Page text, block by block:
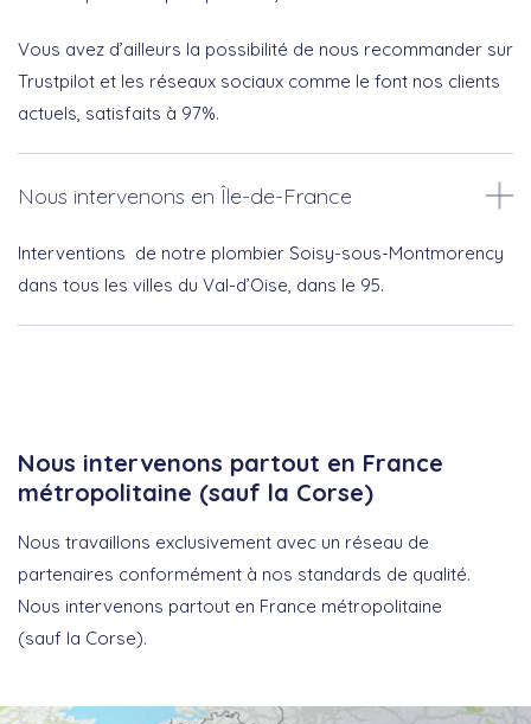
Vous avez d’ailleurs la possibilité de nous recommander sur
Trustpilot et les réseaux sociaux comme le font nos clients
actuels, satisfaits à 97%.
Nous intervenons en Île-de-France
Interventions de notre plombier Soisy-sous-Montmorency
dans tous les villes du Val-d’Oise, dans le 95.
Nous intervenons partout en France
métropolitaine (sauf la Corse)
Nous travaillons exclusivement avec un réseau de
partenaires conformément à nos standards de qualité.
Nous intervenons partout en France métropolitaine
(sauf la Corse).